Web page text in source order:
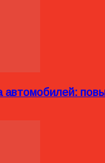
автомобилей: